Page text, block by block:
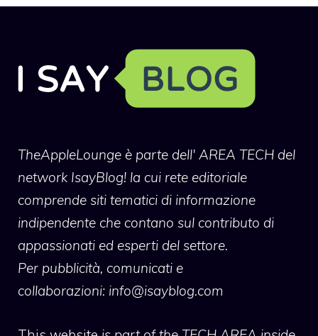
TheAppleLounge è parte dell' AREA TECH del
network IsayBlog! la cui rete editoriale
comprende siti tematici di informazione
indipendente che contano sul contributo di
appassionati ed esperti del settore.
Per pubblicità, comunicati e
collaborazioni: info@isayblog.com